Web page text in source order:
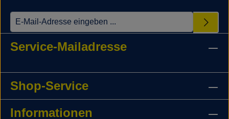
Service-Mailadresse
Shop-Service
Informationen